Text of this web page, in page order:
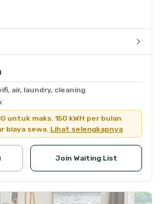
air, laundry, cleaning
untuk maks. 150 kWH per bulan
biaya sewa. Lihat selengkapnya
Join Waiting List